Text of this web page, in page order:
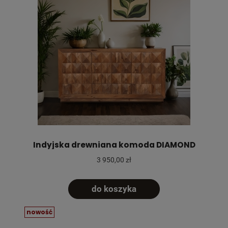
Indyjska drewniana komoda DIAMOND
3 950,00 zł
do koszyka
nowość